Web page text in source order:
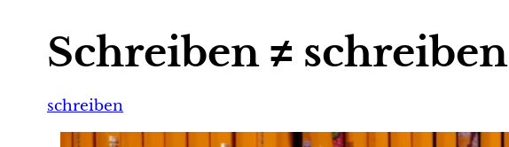
Schreiben ≠ schreiben
schreiben